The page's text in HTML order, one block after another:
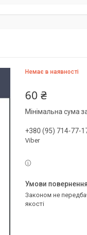
Немає в наявності
60 ₴
Мінімальна сума
+380 (95) 714-77-
Viber
Законом не передбачено повернення та обмін даного товару належної
якості